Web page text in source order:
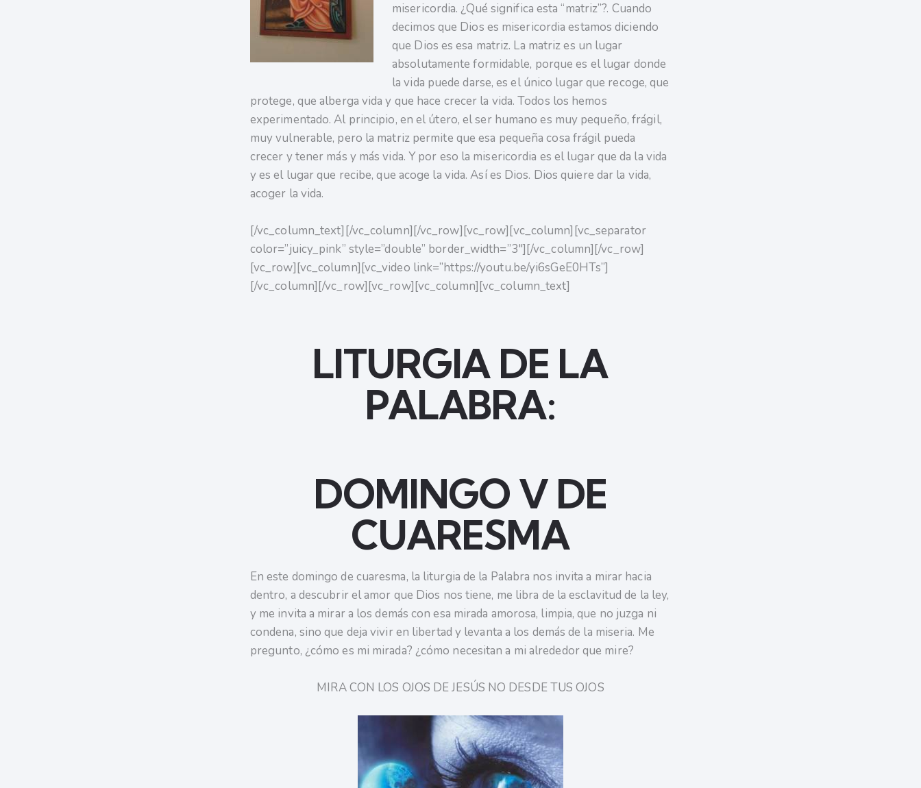
misericordia. ¿Qué significa esta “matriz”?. Cuando
decimos que Dios es misericordia estamos diciendo
que Dios es esa matriz. La matriz es un lugar
absolutamente formidable, porque es el lugar donde
la vida puede darse, es el único lugar que recoge, que
protege, que alberga vida y que hace crecer la vida. Todos los hemos
experimentado. Al principio, en el útero, el ser humano es muy pequeño, frágil,
muy vulnerable, pero la matriz permite que esa pequeña cosa frágil pueda
crecer y tener más y más vida. Y por eso la misericordia es el lugar que da la vida
y es el lugar que recibe, que acoge la vida. Así es Dios. Dios quiere dar la vida,
acoger la vida.
[/vc_column_text][/vc_column][/vc_row][vc_row][vc_column][vc_separator
color=”juicy_pink” style=”double” border_width=”3″][/vc_column][/vc_row]
[vc_row][vc_column][vc_video link=”https://youtu.be/yi6sGeE0HTs”]
[/vc_column][/vc_row][vc_row][vc_column][vc_column_text]
LITURGIA DE LA
PALABRA:
DOMINGO V DE
CUARESMA
En este domingo de cuaresma, la liturgia de la Palabra nos invita a mirar hacia
dentro, a descubrir el amor que Dios nos tiene, me libra de la esclavitud de la ley,
y me invita a mirar a los demás con esa mirada amorosa, limpia, que no juzga ni
condena, sino que deja vivir en libertad y levanta a los demás de la miseria. Me
pregunto, ¿cómo es mi mirada? ¿cómo necesitan a mi alrededor que mire?
MIRA CON LOS OJOS DE JESÚS NO DESDE TUS OJOS